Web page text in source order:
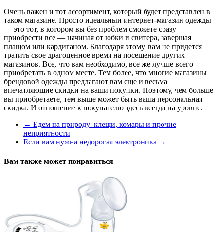
Очень важен и тот ассортимент, который будет представлен в
таком магазине. Просто идеальный интернет-магазин одежды
— это тот, в котором вы без проблем сможете сразу
приобрести все — начиная от юбки и свитера, завершая
плащом или кардиганом. Благодаря этому, вам не придется
тратить свое драгоценное время на посещение других
магазинов. Все, что вам необходимо, все же лучше всего
приобретать в одном месте. Тем более, что многие магазины
брендовой одежды предлагают вам еще и весьма
впечатляющие скидки на ваши покупки. Поэтому, чем больше
вы приобретаете, тем выше может быть ваша персональная
скидка. И отношение к покупателю здесь всегда на уровне.
← Едем на природу: клещи, комары и прочие
неприятности
Если вам нужна недорогая электроника →
Вам также может понравиться